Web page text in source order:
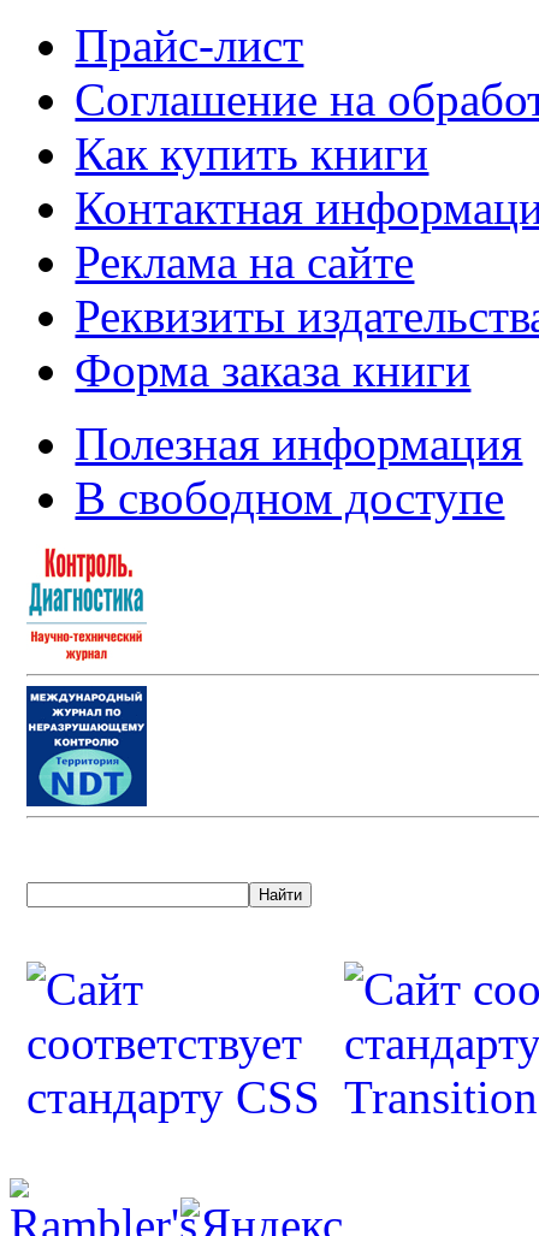
Прайс-лист
Соглашение на
Как купить книги
Контактная
Реклама на сайте
Реквизиты
Форма заказа книги
Полезная информация
В свободном доступе